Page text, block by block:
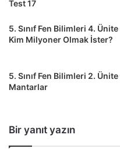
Test 17
5. Sınıf Fen Bilimleri 4. Ünite
Kim Milyoner Olmak İster?
5. Sınıf Fen Bilimleri 2. Ünite
Mantarlar
Bir yanıt yazın